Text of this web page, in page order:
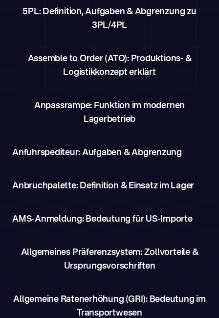
5PL: Definition, Aufgaben & Abgrenzung zu
3PL/4PL
Assemble to Order (ATO): Produktions- &
Logistikkonzept erklärt
Anpassrampe: Funktion im modernen
Lagerbetrieb
Anfuhrspediteur: Aufgaben & Abgrenzung
Anbruchpalette: Definition & Einsatz im Lager
AMS-Anmeldung: Bedeutung für US-Importe
Allgemeines Präferenzsystem: Zollvorteile &
Ursprungsvorschriften
Allgemeine Ratenerhöhung (GRI): Bedeutung im
Transportwesen